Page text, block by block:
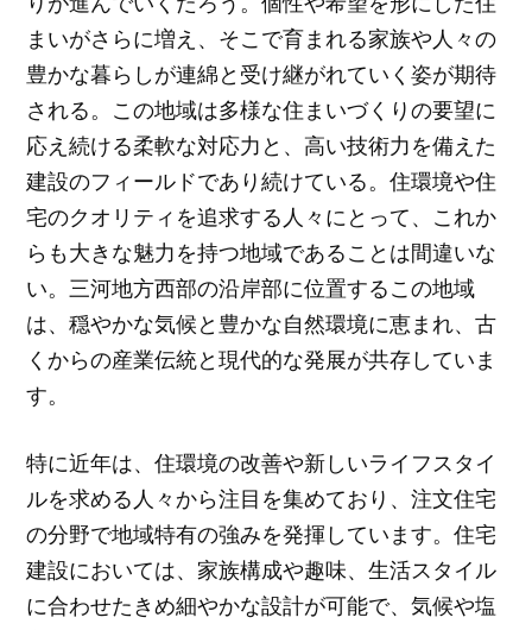
まいがさらに増え、そこで育まれる家族や人々の
豊かな暮らしが連綿と受け継がれていく姿が期待
される。この地域は多様な住まいづくりの要望に
応え続ける柔軟な対応力と、高い技術力を備えた
建設のフィールドであり続けている。住環境や住
宅のクオリティを追求する人々にとって、これか
らも大きな魅力を持つ地域であることは間違いな
い。三河地方西部の沿岸部に位置するこの地域
は、穏やかな気候と豊かな自然環境に恵まれ、古
くからの産業伝統と現代的な発展が共存していま
す。
特に近年は、住環境の改善や新しいライフスタイ
ルを求める人々から注目を集めており、注文住宅
の分野で地域特有の強みを発揮しています。住宅
建設においては、家族構成や趣味、生活スタイル
に合わせたきめ細やかな設計が可能で、気候や塩